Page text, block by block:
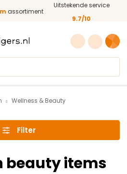
assortiment
Uitstekende service
9.7/10
Wellness & Beauty
Filter
beauty items